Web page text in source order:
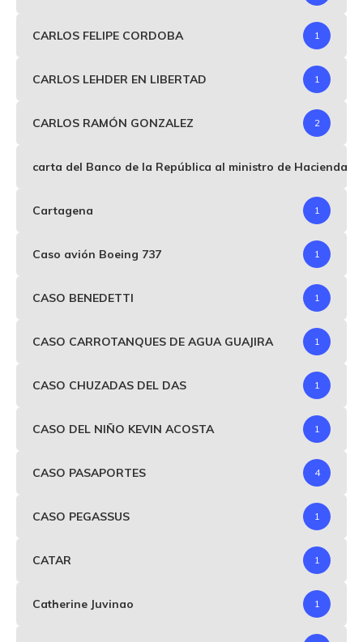
CARLOS FELIPE CORDOBA 1
CARLOS LEHDER EN LIBERTAD 1
CARLOS RAMÓN GONZALEZ 2
carta del Banco de la República al ministro de Hacienda
Cartagena 1
Caso avión Boeing 737 1
CASO BENEDETTI 1
CASO CARROTANQUES DE AGUA GUAJIRA 1
CASO CHUZADAS DEL DAS 1
CASO DEL NIÑO KEVIN ACOSTA 1
CASO PASAPORTES 4
CASO PEGASSUS 1
CATAR 1
Catherine Juvinao 1